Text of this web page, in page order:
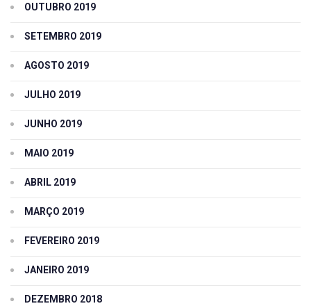
OUTUBRO 2019
SETEMBRO 2019
AGOSTO 2019
JULHO 2019
JUNHO 2019
MAIO 2019
ABRIL 2019
MARÇO 2019
FEVEREIRO 2019
JANEIRO 2019
DEZEMBRO 2018